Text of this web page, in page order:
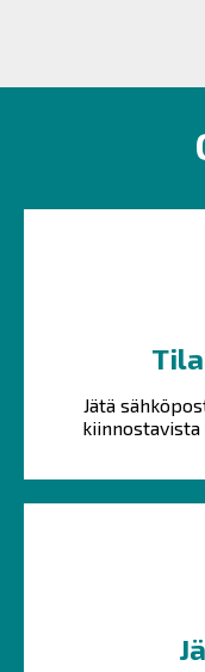
Jätä